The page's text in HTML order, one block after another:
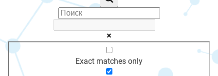
Exact matches only